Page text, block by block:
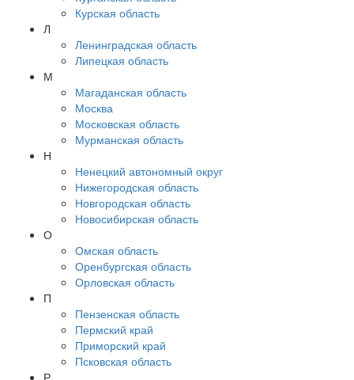
Курская область
Л
Ленинградская область
Липецкая область
М
Магаданская область
Москва
Московская область
Мурманская область
Н
Ненецкий автономный округ
Нижегородская область
Новгородская область
Новосибирская область
О
Омская область
Оренбургская область
Орловская область
П
Пензенская область
Пермский край
Приморский край
Псковская область
Р